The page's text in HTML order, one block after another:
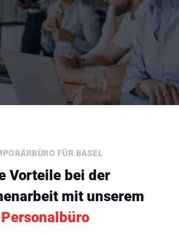
FÜR BASEL
Vorteile bei der
mit unserem
Personalbüro